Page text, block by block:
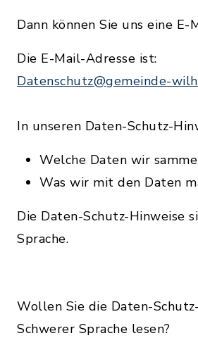
Dann können Sie uns eine E-
Die E-Mail-Adresse ist:
Datenschutz@gemeinde-
In unseren Daten-Schutz-
Welche Daten wir
Was wir mit den Daten
Die Daten-Schutz-Hinweise
Sprache.
Wollen Sie die Daten-
Schwerer Sprache lesen?